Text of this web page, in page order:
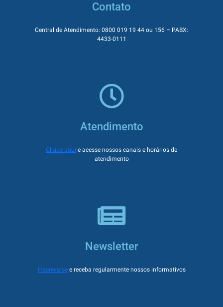
Contato
Central de Atendimento: 0800 019 19 44 ou 156 – PABX:
4433-0111
Atendimento
Clique aqui e acesse nossos canais e horários de
atendimento
Newsletter
Inscreva-see receba regularmente nossos informativos